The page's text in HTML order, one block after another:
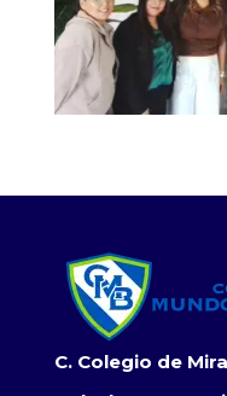
C. Colegio de